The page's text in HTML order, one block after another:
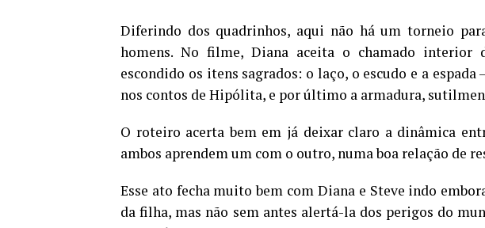
Diferindo dos quadrinhos, aqui não há um torneio
homens. No filme, Diana aceita o chamado interior
escondido os itens sagrados: o laço, o escudo e a espada
nos contos de Hipólita, e por último a armadura,
O roteiro acerta bem em já deixar claro a dinâmica
ambos aprendem um com o outro, numa boa relação de
Esse ato fecha muito bem com Diana e Steve indo
da filha, mas não sem antes alertá-la dos perigos do